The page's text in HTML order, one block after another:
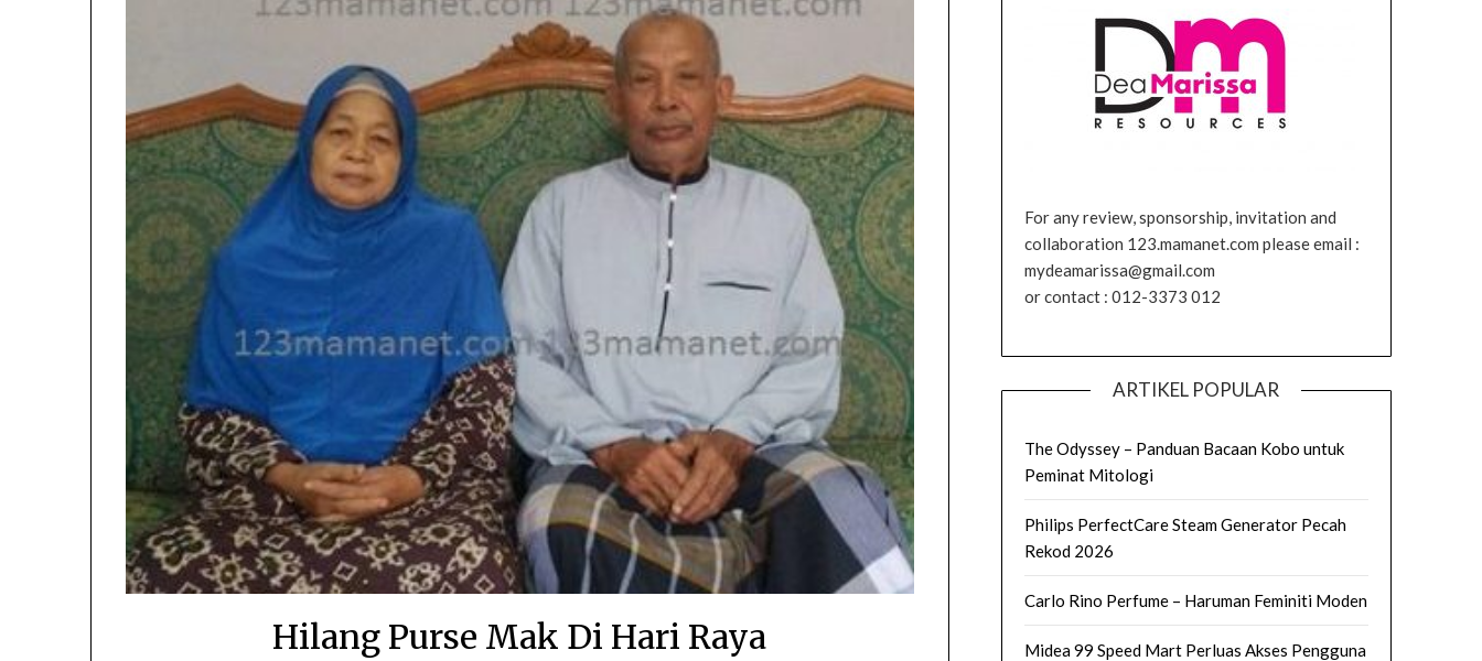
Hilang Purse Mak Di Hari Raya
For any review, sponsorship, invitation and
collaboration 123.mamanet.com please email :
mydeamarissa@gmail.com
or contact : 012-3373 012
ARTIKEL POPULAR
The Odyssey – Panduan Bacaan Kobo untuk
Peminat Mitologi
Philips PerfectCare Steam Generator Pecah
Rekod 2026
Carlo Rino Perfume – Haruman Feminiti Moden
Midea 99 Speed Mart Perluas Akses Pengguna